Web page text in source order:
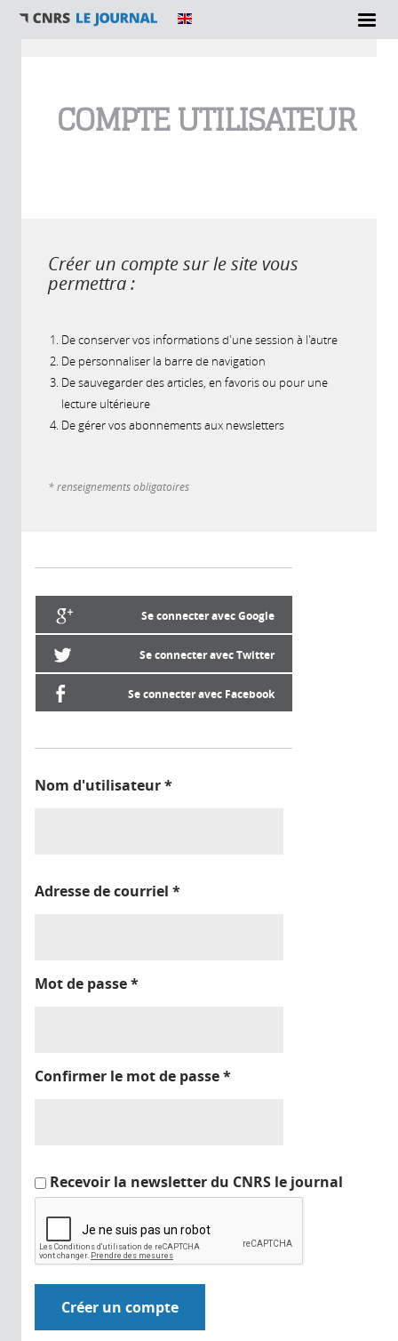
COMPTE UTILISATEUR
Créer un compte sur le site vous
permettra :
De conserver vos informations d'une session à l'autre
De personnaliser la barre de navigation
De sauvegarder des articles, en favoris ou pour une
lecture ultérieure
De gérer vos abonnements aux newsletters
* renseignements obligatoires
Se connecter avec Google
Se connecter avec Twitter
Se connecter avec Facebook
Nom d'utilisateur*
Adresse de courriel *
Mot de passe*
Confirmer le mot de passe*
Recevoir la newsletter du CNRS le journal